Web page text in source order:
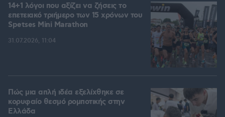
14+1 λόγοι που αξίζει να ζήσεις το
επετειακό τριήμερο των 15 χρόνων του
Spetses Mini Marathon
31.07.2026, 11:04
Πώς μια απλή ιδέα εξελίχθηκε σε
κορυφαίο θεσμό ρομποτικής στην
Ελλάδα